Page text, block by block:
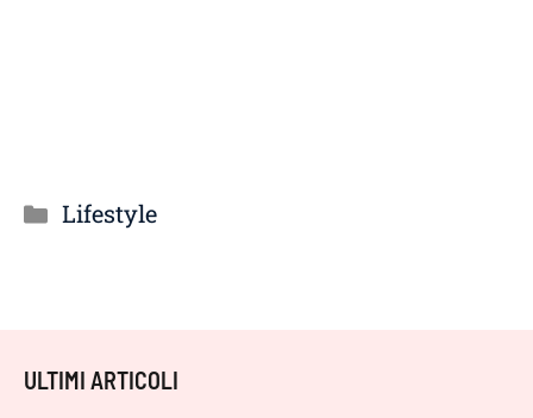
Categorie
Lifestyle
ULTIMI ARTICOLI